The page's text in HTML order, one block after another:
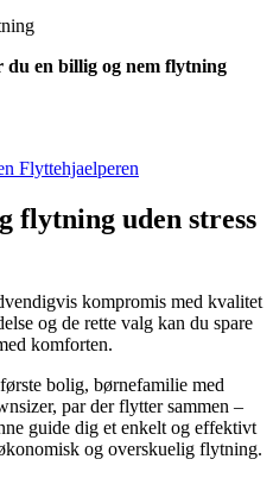
du en billig og nem flytning
Flyttehjaelperen
flytning uden stress
kompromis med kvalitet
og de rette valg kan du spare
komforten.
bolig, børnefamilie med
par der flytter sammen –
guide dig et enkelt og effektivt
og overskuelig flytning.